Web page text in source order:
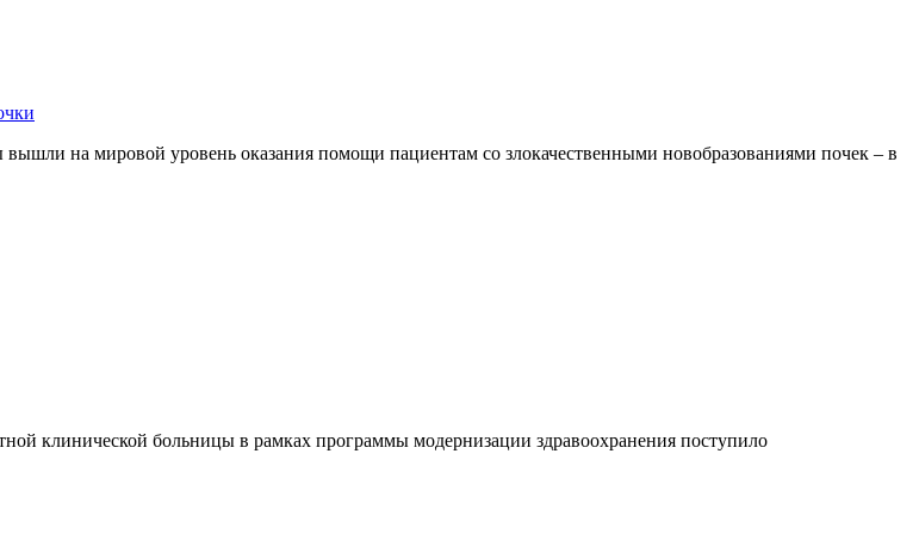
на мировой уровень оказания помощи пациентам со злокачественными новобразованиями почек – в
клинической больницы в рамках программы модернизации здравоохранения поступило